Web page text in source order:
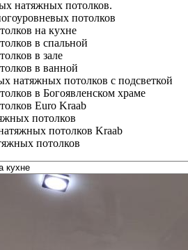
натяжных потолков.
потолков
на кухне
в спальной
в зале
в ванной
натяжных потолков с подсветкой
в Богоявленском храме
Euro Kraab
потолков
потолков Kraab
потолков